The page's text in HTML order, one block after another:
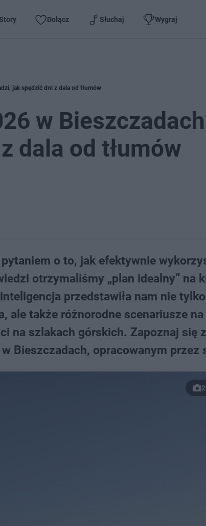
Dołącz Słuchaj Wygraj
jak spędzić dni z dala od tłumów
w
dala od tłumów
o to, jak efektywnie
otrzymaliśmy „plan idealny” na
przedstawiła nam nie
ale także różnorodne scenariusze
na szlakach górskich. Zapoznaj się
Bieszczadach, opracowanym przez